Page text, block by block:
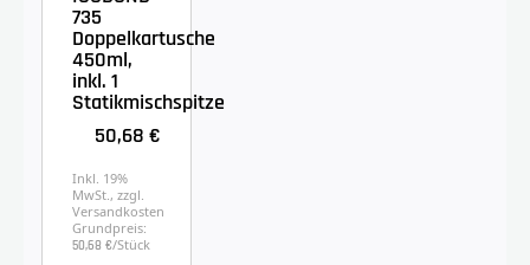
735
Doppelkartusche
450ml,
inkl. 1
Statikmischspitze
50,68 €
Inkl. 19%
MwSt., zzgl.
Versandkosten
Grundpreis:
50,68 €/Stück